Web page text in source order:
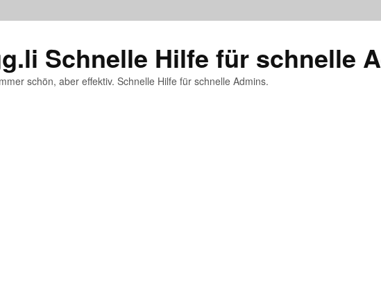
Schnelle Hilfe für schnelle
schön, aber effektiv. Schnelle Hilfe für schnelle Admins.